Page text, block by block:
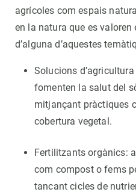
agrícoles com espais
en la natura que es
d’alguna d’aquestes
Solucions
fomenten la salut del
mitjançant pràctiques
cobertura vegetal.
Fertilitzants orgànics:
com compost o fems
tancant cicles de